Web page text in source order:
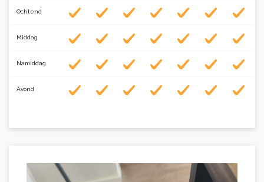
Ochtend
Middag
Namiddag
Avond